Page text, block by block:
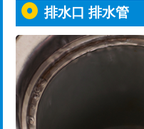
用（追加）/3ｍ超え)
給水管工事※（ライニング
管・ポリ管・HT管使用/3ｍ
給水管工事※（ライニング
管・ポリ管・HT管使用/3ｍ
排水管工事（土の掘削・埋
トーラー機使用/3mまで
追加トーラー機使用/3m超
カメラ調査
桝清掃
排水口 排水管